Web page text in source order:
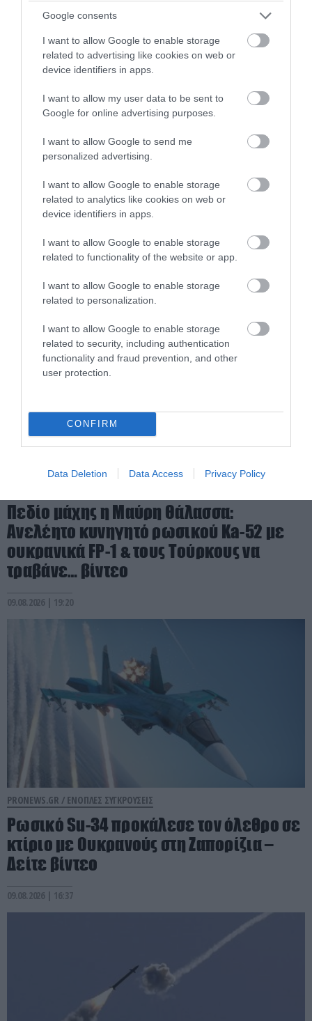
Google consents
I want to allow Google to enable storage
related to advertising like cookies on web or
device identifiers in apps.
I want to allow my user data to be sent to
Google for online advertising purposes.
I want to allow Google to send me
personalized advertising.
I want to allow Google to enable storage
related to analytics like cookies on web or
device identifiers in apps.
I want to allow Google to enable storage
related to functionality of the website or app.
I want to allow Google to enable storage
related to personalization.
I want to allow Google to enable storage
related to security, including authentication
functionality and fraud prevention, and other
user protection.
CONFIRM
Data Deletion Data Access Privacy Policy
PRONEWS.GR / ΕΝΟΠΛΕΣ ΣΥΓΚΡΟΥΣΕΙΣ
Τουρίστες στη Daily Mail για εστιατόρια
στην Κέρκυρα: «Μας αντιμετωπίζουν σαν
πορτοφόλια με πόδια»
09.08.2026 | 20:37
Πεδίο μάχης η Μαύρη Θάλασσα:
Ανελέητο κυνηγητό ρωσικού Ka-52 με
ουκρανικά FP-1 & τους Τούρκους να
τραβάνε… βίντεο
09.08.2026 | 19:20
PRONEWS.GR / ΕΝΟΠΛΕΣ ΣΥΓΚΡΟΥΣΕΙΣ
Ρωσικό Su-34 προκάλεσε τον όλεθρο σε
κτίριο με Ουκρανούς στη Ζαπορίζια –
Δείτε βίντεο
09.08.2026 | 16:37